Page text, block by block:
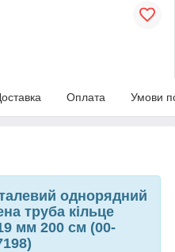
Оплата Умови
однорядний
труба кільце
мм 200 см (00-